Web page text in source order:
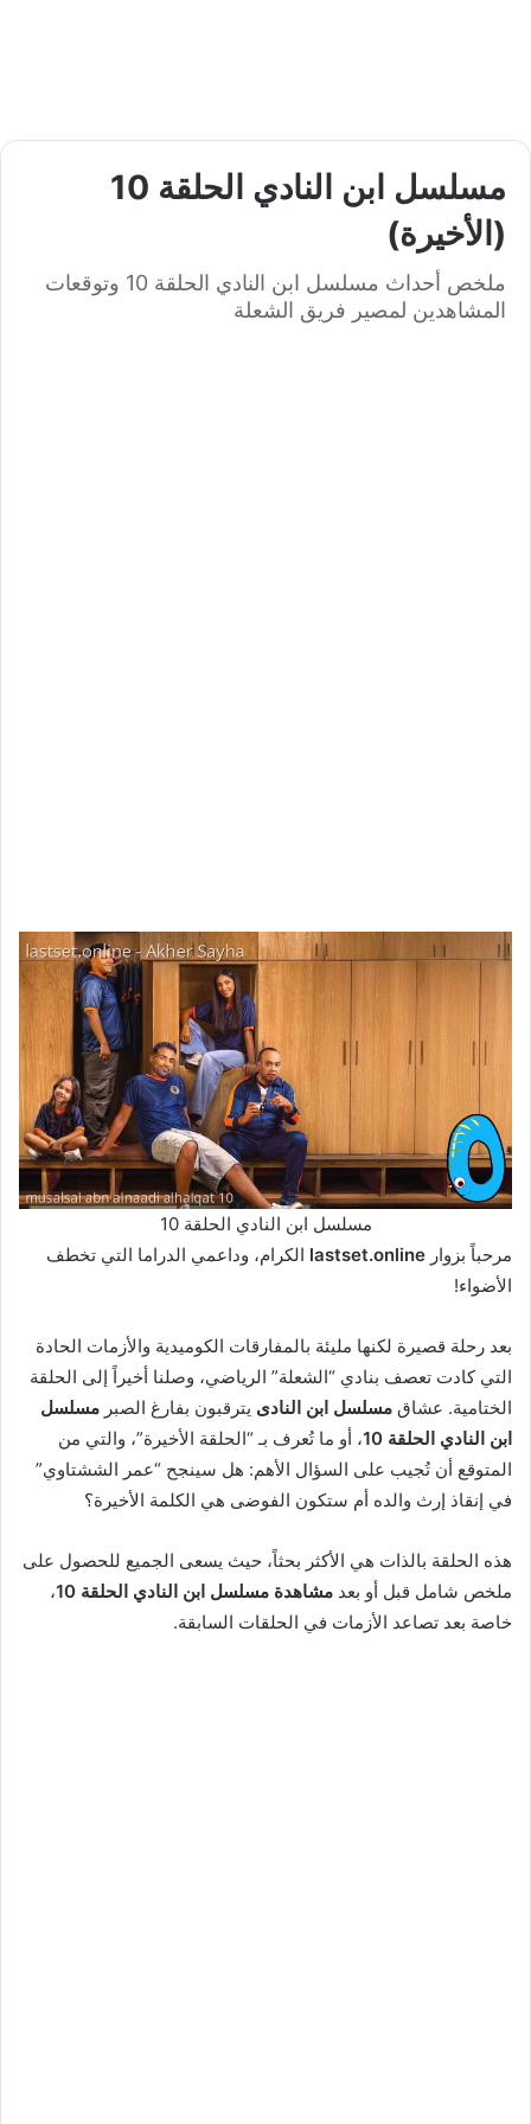
مسلسل ابن النادي الحلقة 10
(الأخيرة)
ملخص أحداث مسلسل ابن النادي الحلقة 10 وتوقعات
المشاهدين لمصير فريق الشعلة
مسلسل ابن النادي الحلقة 10
مرحباً بزوار lastset.online الكرام، وداعمي الدراما التي تخطف
الأضواء!
بعد رحلة قصيرة لكنها مليئة بالمفارقات الكوميدية والأزمات الحادة
التي كادت تعصف بنادي “الشعلة” الرياضي، وصلنا أخيراً إلى الحلقة
الختامية. عشاق مسلسل ابن النادى يترقبون بفارغ الصبر مسلسل
ابن النادي الحلقة 10
، أو ما تُعرف بـ “الحلقة الأخيرة”، والتي من
المتوقع أن تُجيب على السؤال الأهم: هل سينجح “عمر الششتاوي”
في إنقاذ إرث والده أم ستكون الفوضى هي الكلمة الأخيرة؟
هذه الحلقة بالذات هي الأكثر بحثاً، حيث يسعى الجميع للحصول على
ملخص شامل قبل أو بعد مشاهدة مسلسل ابن النادي الحلقة 10
،
خاصة بعد تصاعد الأزمات في الحلقات السابقة.